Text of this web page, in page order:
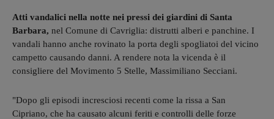
Atti vandalici nella notte nei pressi dei giardini di Santa
Barbara, nel Comune di Cavriglia: distrutti alberi e panchine. I
vandali hanno anche rovinato la porta degli spogliatoi del vicino
campetto causando danni. A rendere nota la vicenda è il
consigliere del Movimento 5 Stelle, Massimiliano Secciani.
"Dopo gli episodi incresciosi recenti come la rissa a San
Cipriano, che ha causato alcuni feriti e controlli delle forze